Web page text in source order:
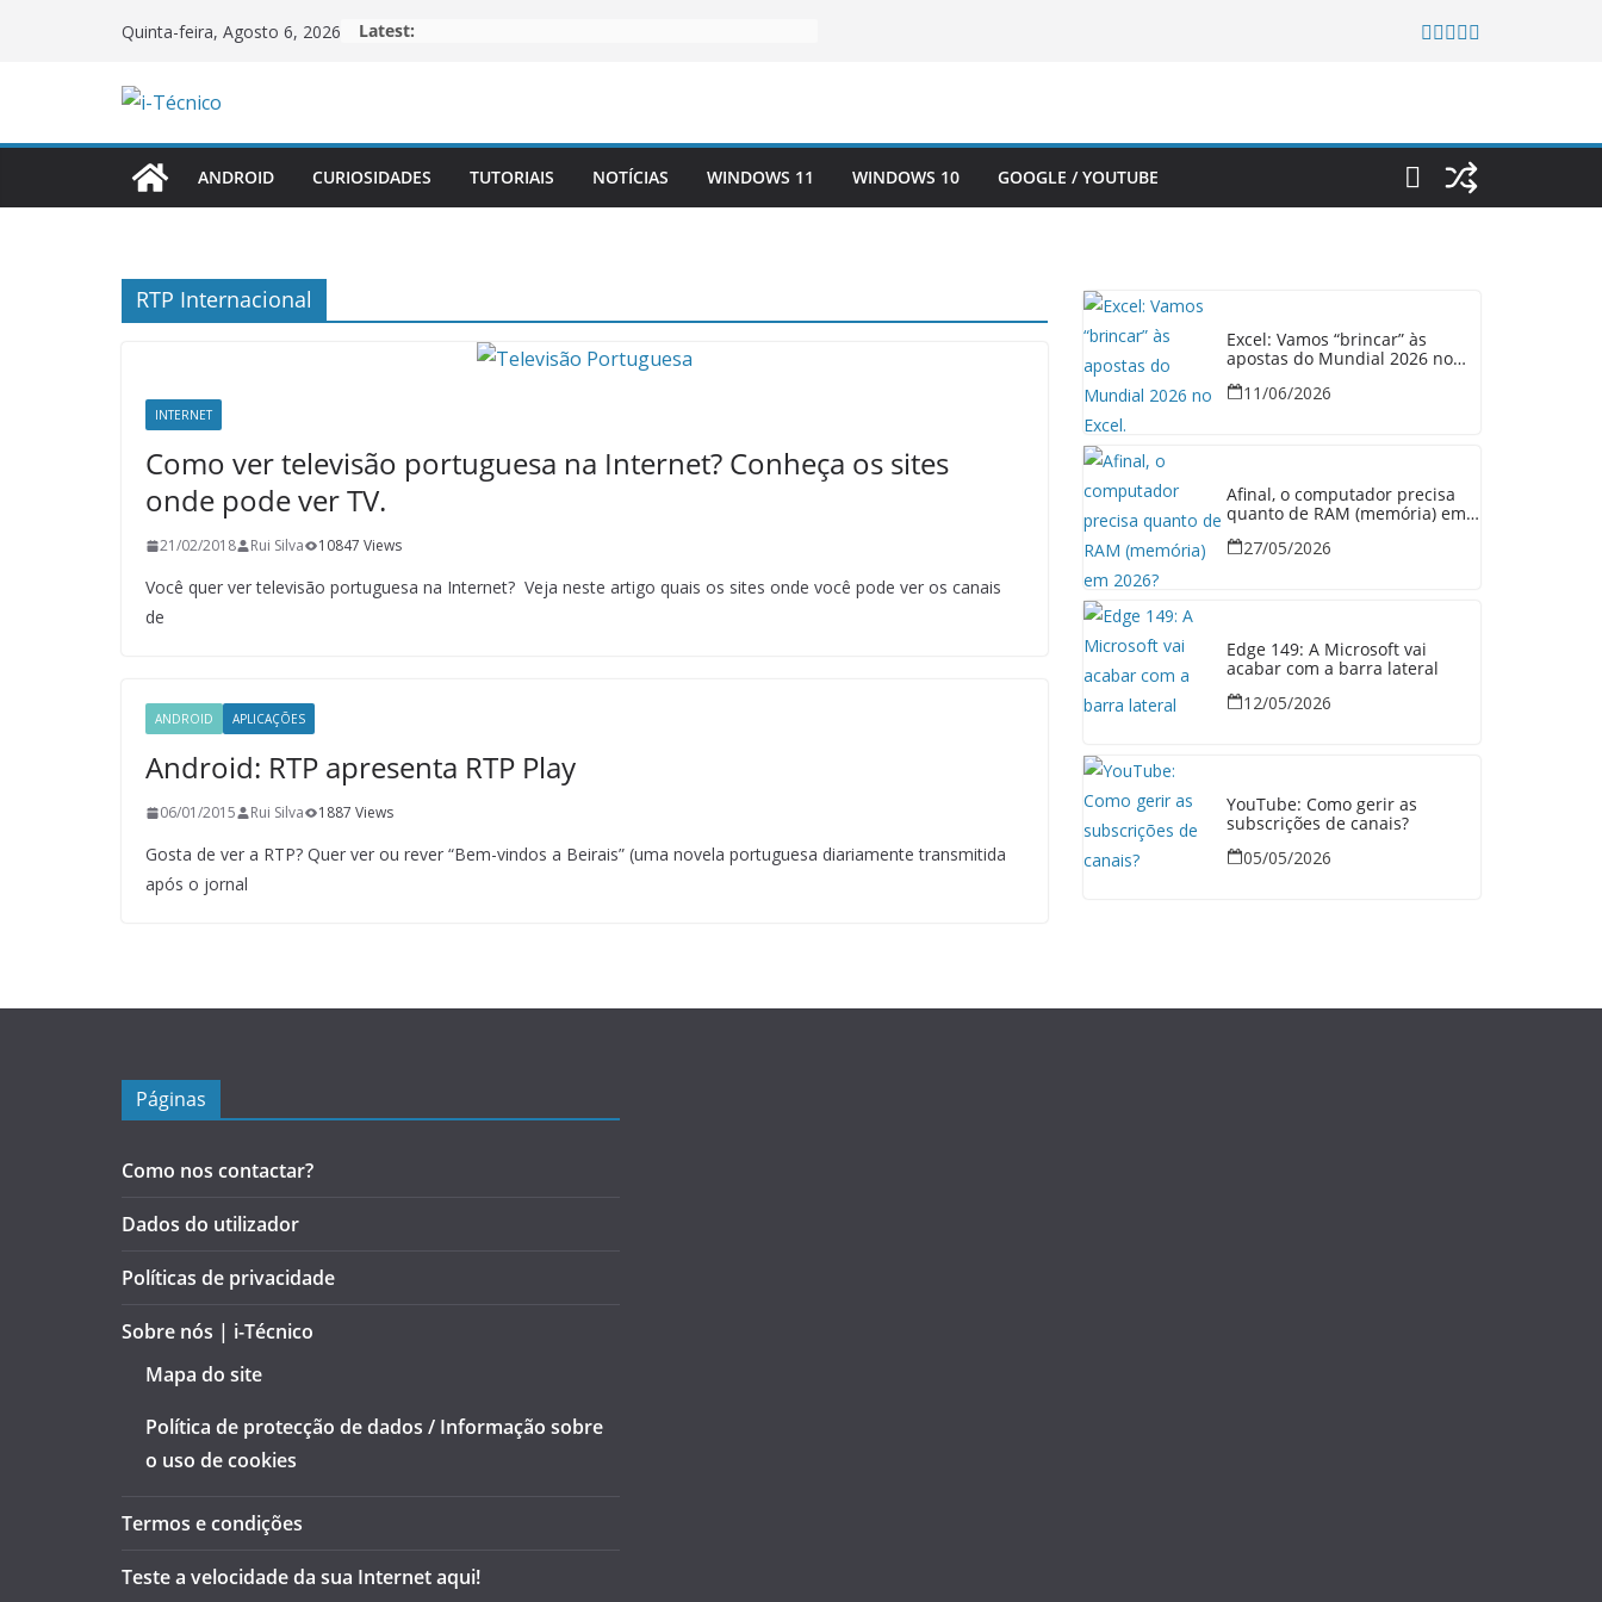
Quinta-feira, Agosto 6, 2026 Latest:
ANDROID CURIOSIDADES TUTORIAIS NOTÍCIAS WINDOWS 11 WINDOWS 10 GOOGLE / YOUTUBE
RTP Internacional
INTERNET
Como ver televisão portuguesa na Internet? Conheça os sites
onde pode ver TV.
21/02/2018 Rui Silva 10847 Views
Você quer ver televisão portuguesa na Internet? Veja neste artigo quais os sites onde você pode ver os canais
de
ANDROID APLICAÇÕES
Android: RTP apresenta RTP Play
06/01/2015 Rui Silva 1887 Views
Gosta de ver a RTP? Quer ver ou rever “Bem-vindos a Beirais” (uma novela portuguesa diariamente transmitida
após o jornal
Excel: Vamos “brincar” às
apostas do Mundial 2026 no
11/06/2026
Afinal, o computador precisa
quanto de RAM (memória) em
27/05/2026
Edge 149: A Microsoft vai
acabar com a barra lateral
12/05/2026
YouTube: Como gerir as
subscrições de canais?
05/05/2026
Páginas
Como nos contactar?
Dados do utilizador
Políticas de privacidade
Sobre nós | i-Técnico
Mapa do site
Política de protecção de dados / Informação sobre
o uso de cookies
Termos e condições
Teste a velocidade da sua Internet aqui!